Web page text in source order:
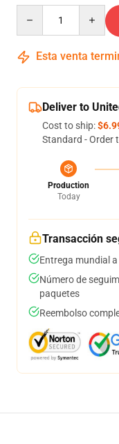
Esta venta
Deliver to
Cost to ship:
Standard - Order
Production
Today
Transacción
Entrega mundial
Número de
paquetes
Reembolso